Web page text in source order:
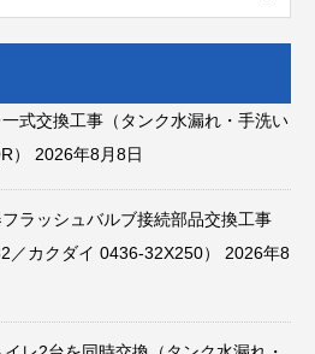
式交換工事（タンク水漏れ・手洗い
）
2026年8月8日
ラッシュバルブ接続部品交換工事
／カクダイ 0436-32X250）
2026年8